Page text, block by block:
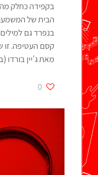
בקפידה כחלק
הבית של
בנפרד גם
קסם העטיפה. זו
מאת ג'יין בורדו
0